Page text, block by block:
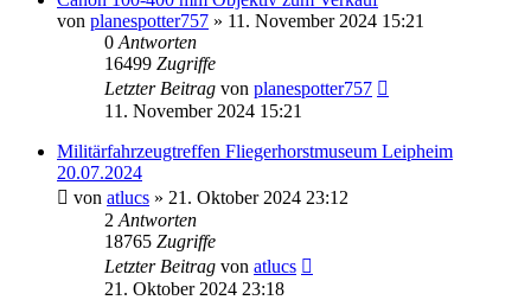
von planespotter757 » 11. November 2024 15:21
0 Antworten
16499 Zugriffe
Letzter Beitrag von planespotter757
11. November 2024 15:21
Militärfahrzeugtreffen Fliegerhorstmuseum Leipheim
20.07.2024
von atlucs » 21. Oktober 2024 23:12
2 Antworten
18765 Zugriffe
Letzter Beitrag von atlucs
21. Oktober 2024 23:18